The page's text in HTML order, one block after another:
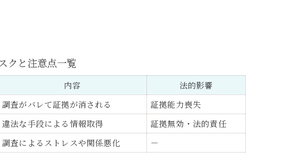
テップ表
イド
のコツ
イント
い方
一覧
リの特徴
クと注意点一覧
内容
法的影響
調査がバレて証拠が消される
証拠能力喪失
違法な手段による情報取得
証拠無効・法的責任
調査によるストレスや関係悪化 －